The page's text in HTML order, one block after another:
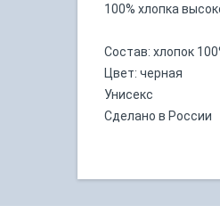
100% хлопка
Состав: хлопок
Цвет: черная
Унисекс
Сделано в России